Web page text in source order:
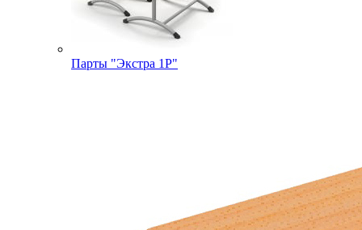
Парты "Экстра 1Р"